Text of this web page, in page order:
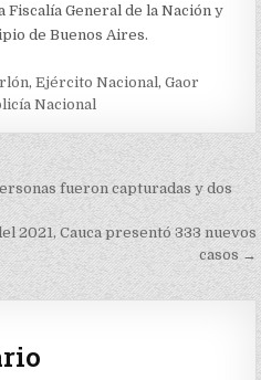
Fiscalía General de la Nación y
de Buenos Aires.
,Ejército Nacional,Gaor
Nacional
fueron capturadas y dos
2021, Cauca presentó 333 nuevos
casos →